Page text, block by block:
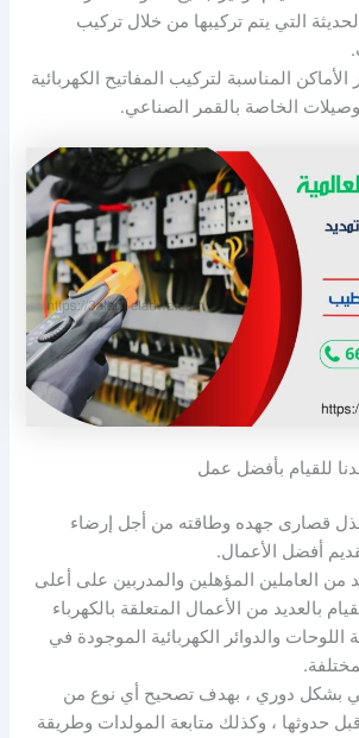
التي يتم تركيبها من خلال تركيب
الأماكن المناسبة لتركيب المفاتيح الكهربائية
الخاصة بالقمر الصناعي.
للقيام بأفضل عمل
قصارى جهده وطاقته من أجل إرضاء
أفضل الأعمال.
من العاملين المؤهلين والمدربين على أعلى
بالعديد من الأعمال المتعلقة بالكهرباء
اللوحات والدوائر الكهربائية الموجودة في
بشكل دوري ، بهدف تصحيح أي نوع من
حدوثها ، وكذلك متابعة المولدات وطريقة